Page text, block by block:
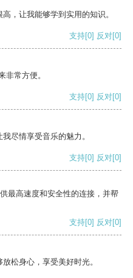
，让我能够学到实用的知识。
支持[0] 反对[0]
非常方便。
支持[0] 反对[0]
尽情享受音乐的魅力。
支持[0] 反对[0]
最高速度和安全性的连接，并帮
支持[0] 反对[0]
松身心，享受美好时光。